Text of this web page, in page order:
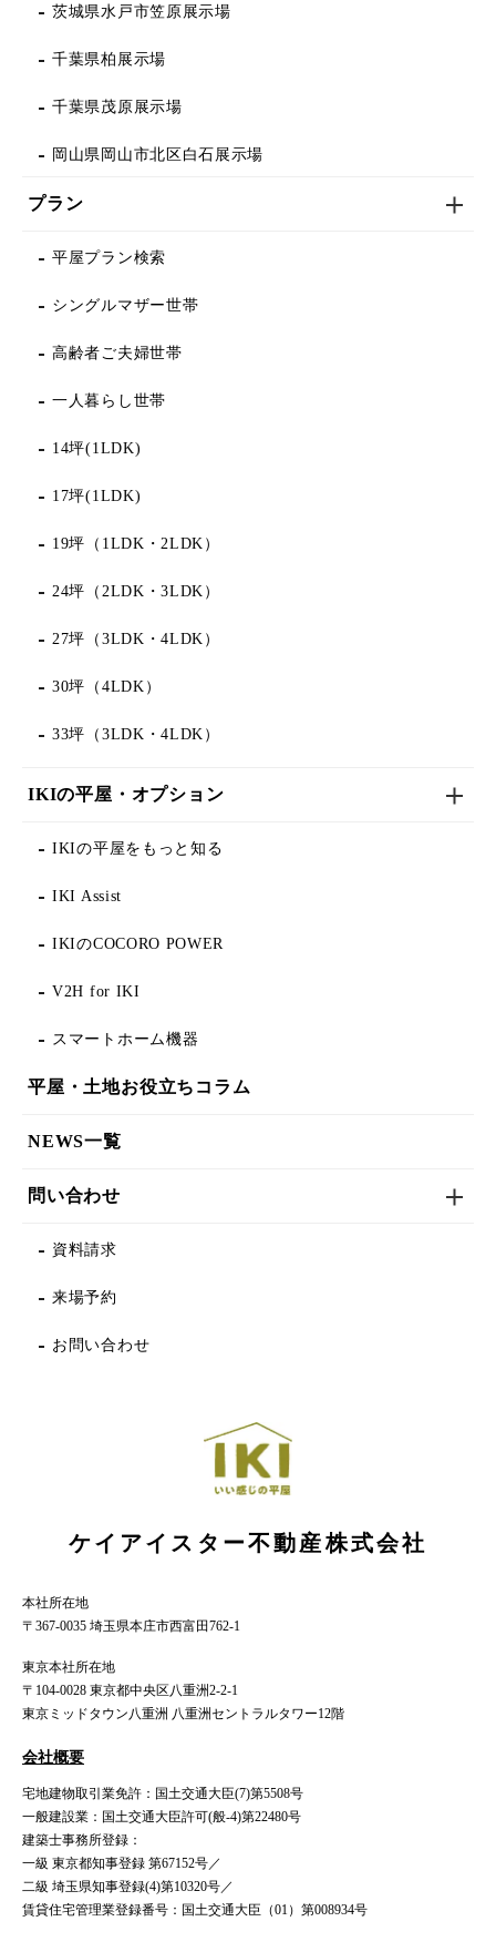
茨城県水戸市笠原展示場
千葉県柏展示場
千葉県茂原展示場
岡山県岡山市北区白石展示場
プラン
平屋プラン検索
シングルマザー世帯
高齢者ご夫婦世帯
一人暮らし世帯
14坪(1LDK)
17坪(1LDK)
19坪（1LDK・2LDK）
24坪（2LDK・3LDK）
27坪（3LDK・4LDK）
30坪（4LDK）
33坪（3LDK・4LDK）
IKIの平屋・オプション
IKIの平屋をもっと知る
IKI Assist
IKIのCOCORO POWER
V2H for IKI
スマートホーム機器
平屋・土地お役立ちコラム
NEWS一覧
ケイアイスター不動産株式会社
本社所在地
〒367-0035 埼玉県本庄市西富田762-1
東京本社所在地
〒104-0028 東京都中央区八重洲2-2-1
東京ミッドタウン八重洲 八重洲セントラルタワー12階
会社概要
宅地建物取引業免許：国土交通大臣(7)第5508号
一般建設業：国土交通大臣許可(般-4)第22480号
建築士事務所登録：
一級 東京都知事登録 第67152号／
二級 埼玉県知事登録(4)第10320号／
賃貸住宅管理業登録番号：国土交通大臣（01）第008934号
問い合わせ
資料請求
来場予約
お問い合わせ